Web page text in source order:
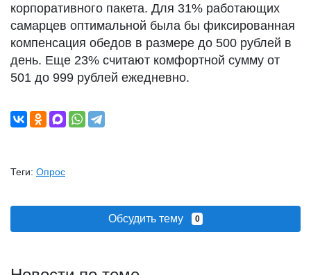
корпоративного пакета. Для 31% работающих
самарцев оптимальной была бы фиксированная
компенсация обедов в размере до 500 рублей в
день. Еще 23% считают комфортной сумму от
501 до 999 рублей ежедневно.
Теги: Опрос
Обсудить тему 0